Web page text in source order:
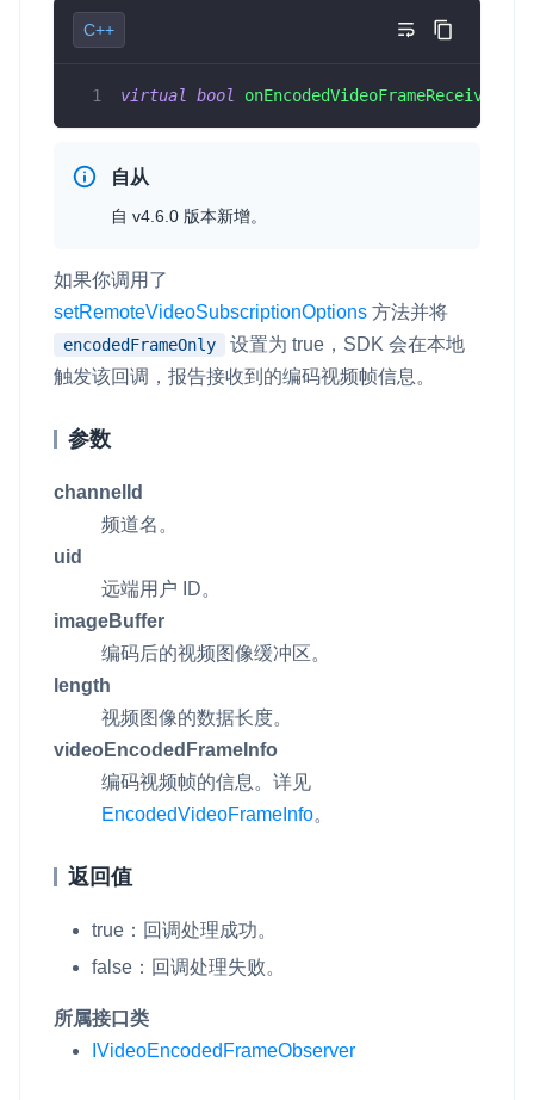
使用录制、推流、拉流等服务丰富互动体验
输入在线媒体流
云端转码 RTMP 网关
与 RTC 客户端 SDK 互通，实现收发流
PPT 转码服务
水晶球
全周期通话质量检测、回溯和分析方案
开通和管理声网各项产品服务的统一入口
灵动会议 NEW
C++
virtual bool onEncodedVideoFrameReceived
自从
自 v4.6.0 版本新增。
如果你调用了
setRemoteVideoSubscriptionOptions 方法并将
encodedFrameOnly 设置为 true ，SDK 会在本地
触发该回调，报告接收到的编码视频帧信息。
参数
channelId
频道名。
uid
远端用户 ID。
imageBuffer
编码后的视频图像缓冲区。
length
视频图像的数据长度。
videoEncodedFrameInfo
编码视频帧的信息。详见
EncodedVideoFrameInfo。
返回值
true ：回调处理成功。
false ：回调处理失败。
所属接口类
IVideoEncodedFrameObserver